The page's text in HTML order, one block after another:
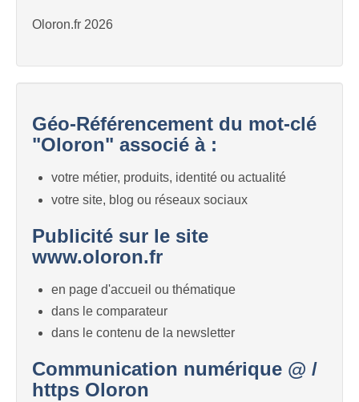
Oloron.fr 2026
Géo-Référencement du mot-clé
"Oloron" associé à :
votre métier, produits, identité ou actualité
votre site, blog ou réseaux sociaux
Publicité sur le site
www.oloron.fr
en page d'accueil ou thématique
dans le comparateur
dans le contenu de la newsletter
Communication numérique @ /
https Oloron